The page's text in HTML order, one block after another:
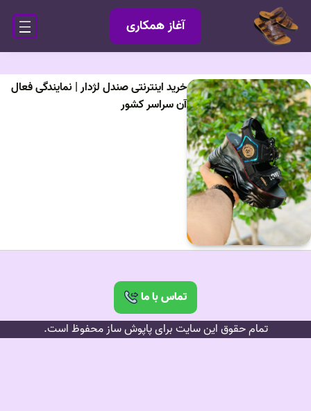
آغاز همکاری
خرید اینترنتی صندل لژدار | نمایندگی فعال
آن سراسر کشور
تماس با ما
تمام حقوق این سایت برای پاپوش ساز محفوظ است.